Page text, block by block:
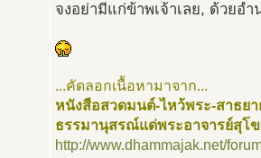
จงอย่ามีแก่ข้าพเจ้าเลย, ด้วยอ
...คัดลอกเนื้อหามาจาก...
หนังสือสวดมนต์-ไหว้พระ-สาธย
ธรรมานุสรณ์แด่พระอาจารย์สุโ
http://www.dhammajak.net/